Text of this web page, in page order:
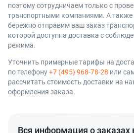
поэтому сотрудничаем только с
транспортными компаниями. А также
бережно отправим ваш заказ
которой доступна доставка с
режима.
Уточнить примерные тарифы на
по телефону+7 (495) 968-78-28 или
рассчитать стоимость доставки на
оформления заказа.
Вся информация о заказах
Заказать звонок
Ваше имя
Данные формы
Оставьте заявку, и наш менеджер
ближайшее время
Ваше имя
Оставить заявку
Ваше имя
Телефон
Комментарий
Данные формы
Оставить заявку
Ваше имя
Телефон
Комментарий
Данные формы